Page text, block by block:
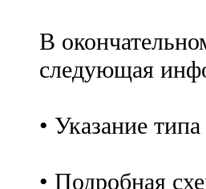
В
следующая
• Указание
• Подробная